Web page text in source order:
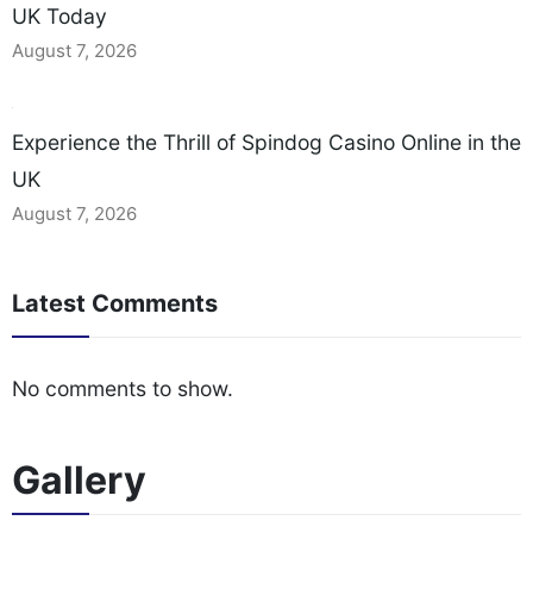
UK Today
August 7, 2026
Experience the Thrill of Spindog Casino Online in the
UK
August 7, 2026
Latest Comments
No comments to show.
Gallery